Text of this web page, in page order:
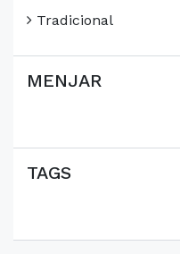
Tradicional
MENJAR
TAGS